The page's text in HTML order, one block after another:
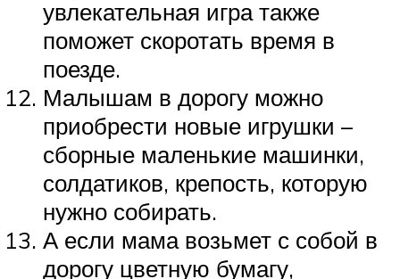
увлекательная игра также
поможет скоротать время в
поезде.
Малышам в дорогу можно
приобрести новые игрушки –
сборные маленькие машинки,
солдатиков, крепость, которую
нужно собирать.
А если мама возьмет с собой в
дорогу цветную бумагу,